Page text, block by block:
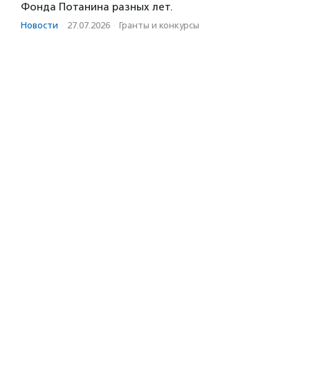
Фонда Потанина разных лет.
Новости · 27.07.2026 · Гранты и конкурсы